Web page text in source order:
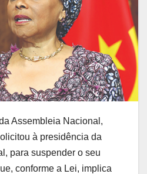
Assembleia Nacional,
à presidência da
para suspender o seu
conforme a Lei, implica